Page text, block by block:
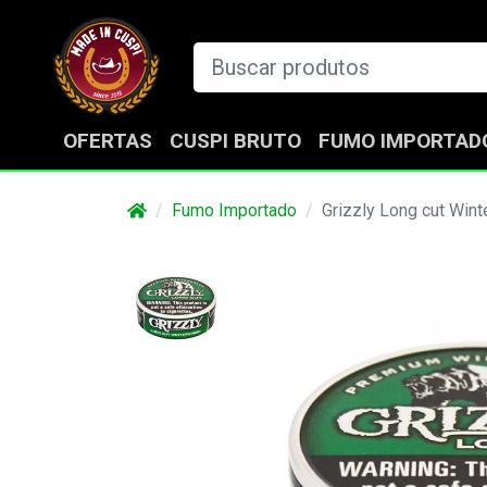
OFERTAS CUSPI BRUTO FUMO
Fumo Importado Grizzly Long cut